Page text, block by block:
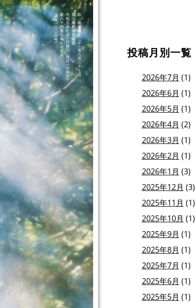
投稿月別一覧
2026年7月 (1)
2026年6月 (1)
2026年5月 (1)
2026年4月 (2)
2026年3月 (1)
2026年2月 (1)
2026年1月 (3)
2025年12月 (3)
2025年11月 (1)
2025年10月 (1)
2025年9月 (1)
2025年8月 (1)
2025年7月 (1)
2025年6月 (1)
2025年5月 (1)